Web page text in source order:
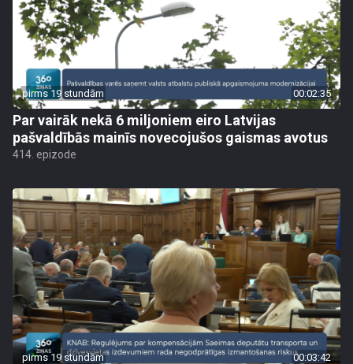
pirms 19 stundām 00:02:35
Par vairāk nekā 6 miljoniem eiro Latvijas
pašvaldībās mainīs novecojušos gaismas avotus
414. epizode
pirms 19 stundām 00:03:42